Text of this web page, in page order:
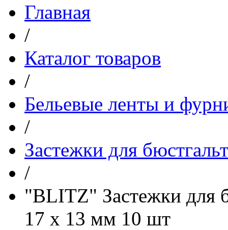
Главная
/
Каталог товаров
/
Бельевые ленты и
/
Застежки для
/
"BLITZ" Застежки для
17 х 13 мм 10 шт